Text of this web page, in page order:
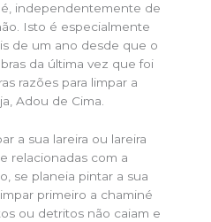
independentemente de
Isto é especialmente
de um ano desde que o
da última vez que foi
razões para limpar a
Adou de Cima.
a sua lareira ou lareira
relacionadas com a
se planeia pintar a sua
primeiro a chaminé
ou detritos não caiam e